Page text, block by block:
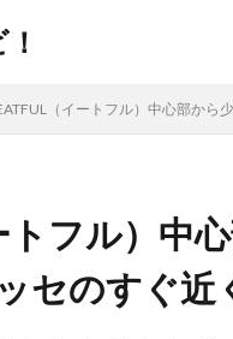
（イートフル）中心部か
トフル）中
セのすぐ近